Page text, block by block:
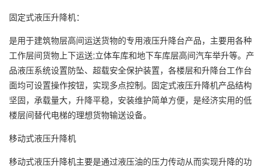
固定式液压升降机：
是用于建筑物层高间运送货物的专用液压升降台产品，主要用各种
工作层间货物上下运送;立体车库和地下车库层高间汽车举升等。产
品液压系统设置防坠、超载安全保护装置，各楼层和升降台工作台
面均可设置操作按钮，实现多点控制。固定式液压升降机产品结构
坚固，承载量大，升降平稳，安装维护简单方便，是经济实用的低
楼层间替代电梯的理想货物输送设备。
移动式液压升降机
移动式液压升降机主要是通过液压油的压力传动从而实现升降的功